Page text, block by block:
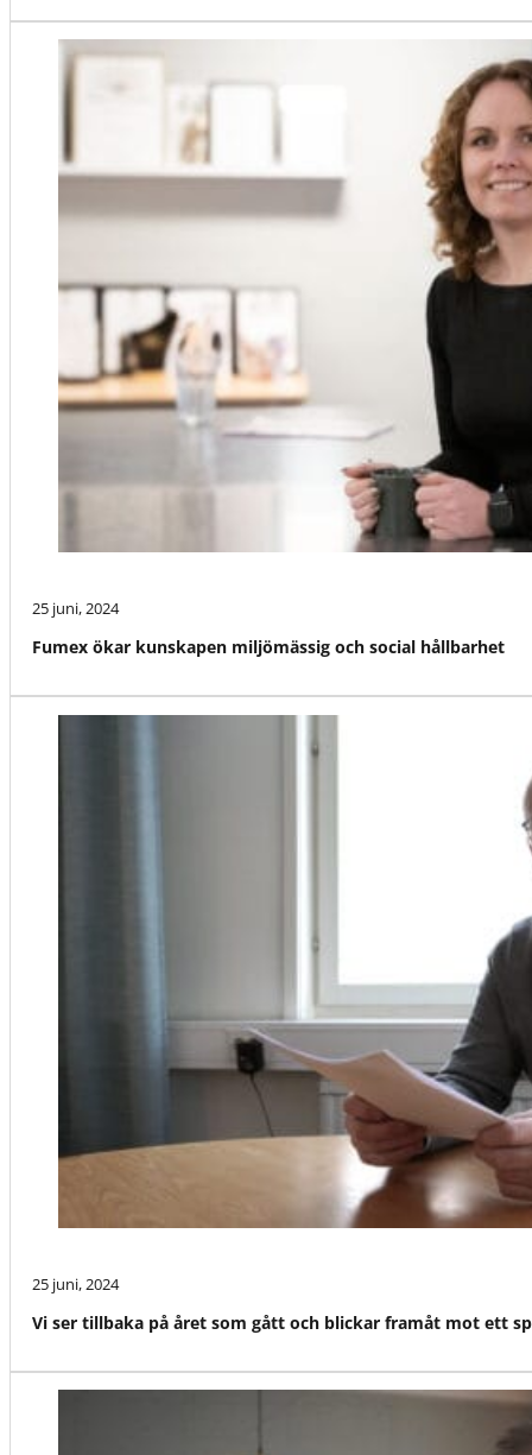
25 juni, 2024
Fumex ökar kunskapen miljömässig och social hållbarhet
25 juni, 2024
Vi ser tillbaka på året som gått och blickar framåt mot ett